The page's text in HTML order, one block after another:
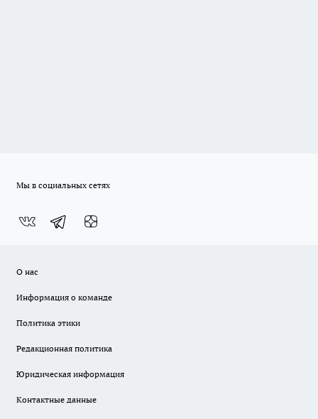
Мы в социальных сетях
О нас
Информация о команде
Политика этики
Редакционная политика
Юридическая информация
Контактные данные